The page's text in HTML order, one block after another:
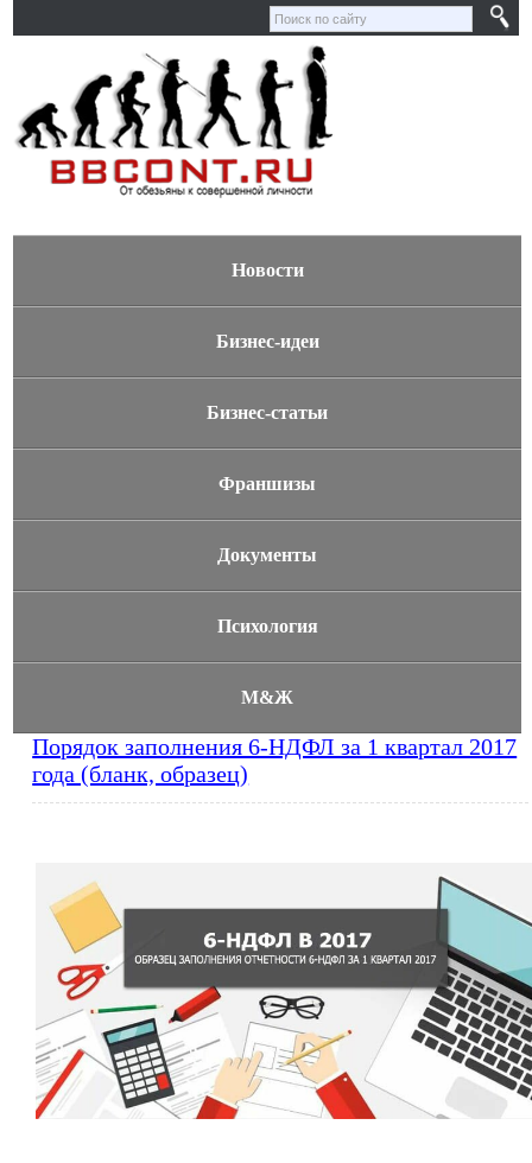
Новости
Бизнес-идеи
Бизнес-статьи
Франшизы
Документы
Психология
М&Ж
Порядок заполнения 6-НДФЛ за 1 квартал 2017
года (бланк, образец)